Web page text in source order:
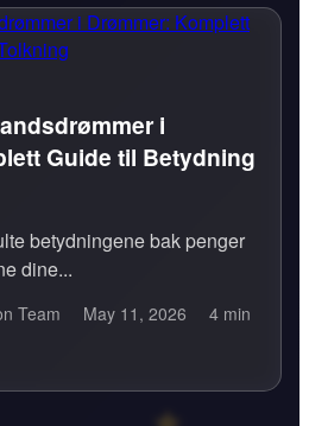
i
Guide til Betydning
betydningene bak penger
dine...
Team May 11, 2026
4 min